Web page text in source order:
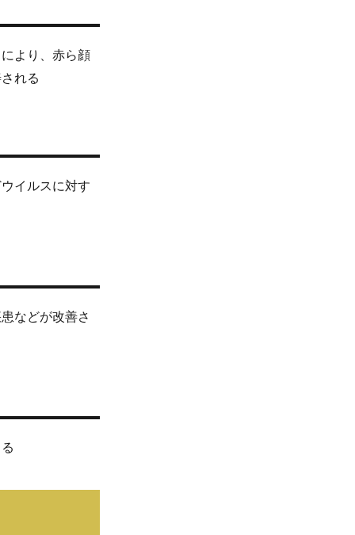
より、赤ら顔
れる
イルスに対す
などが改善さ